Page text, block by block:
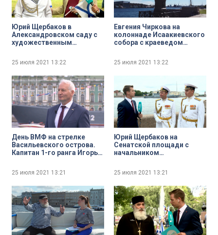
Юрий Щербаков в
Александровском саду с
художественным
Международного
морского фестиваля
«Невский бриз» Игорем
Володько и солистом
вокального ансамбля
«Бриз» Дмитрием
Емельяновым
25 июля 2021 13:22
Евгения Чиркова на
колоннаде Исаакиевского
собора с краеведом
25 июля 2021 13:22
День ВМФ на стрелке
Васильевского острова.
Капитан 1-го ранга Игорь
25 июля 2021 13:21
Юрий Щербаков на
Сенатской площади с
начальником
оркестра ВМФ имени Н. А.
Валентином Лященко и
начальником
Адмиралтейского
оркестра Ленинградской
военно-морской базы
Никитой Игнатовым
25 июля 2021 13:21